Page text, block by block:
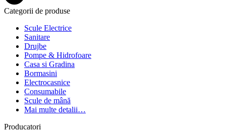
Categorii de produse
Scule Electrice
Sanitare
Drujbe
Pompe & Hidrofoare
Casa si Gradina
Bormasini
Electrocasnice
Consumabile
Scule de mână
Mai multe detalii…
Producatori